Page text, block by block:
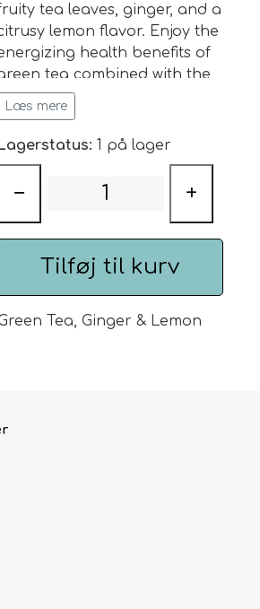
Grøn Te
Grøn Hvid Te
Hvid Te
& Frugt teer
Teblandinger
Kusmi Te
te og tilbehør
tea leaves, ginger, and a
lemon flavor. Enjoy the
health benefits of
tea combined with the
of fruity tea leaves,
digestive properties of
and a zing of lemon.
for health-conscious tea
minutter
˚C
Læs mere
1 på lager
− +
Tilføj til kurv
Tea, Ginger & Lemon